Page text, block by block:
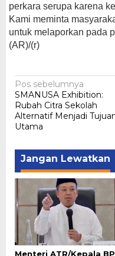
perkara serupa karena
Kami meminta
untuk melaporkan pada
(AR)/(r)
Navigasi
pos
Pos sebelumnya
SMANUSA Exhibition:
Rubah Citra Sekolah
Alternatif Menjadi
Utama
Jangan Lewatkan
Menteri ATR/Kepala